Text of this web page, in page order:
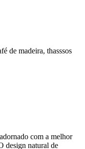
de madeira, thasssos
com a melhor
design natural de